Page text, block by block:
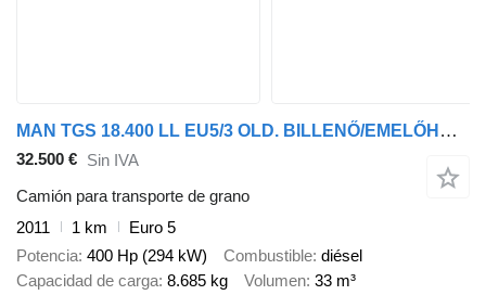
MAN TGS 18.400 LL EU5/3 OLD. BILLENŐ/EMELŐHÁTFAL/NYITHATÓ O
32.500 € Sin IVA
Camión para transporte de grano
2011
1 km
Euro 5
Potencia 400 Hp (294 kW) Combustible diésel
Capacidad de carga 8.685 kg Volumen 33 m³